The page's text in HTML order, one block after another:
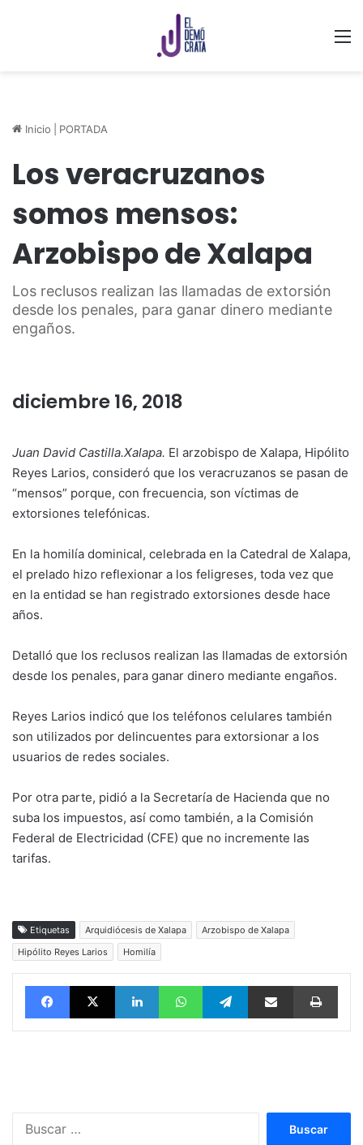
Inicio PORTADA
Los veracruzanos
somos mensos:
Arzobispo de Xalapa
Los reclusos realizan las llamadas de extorsión
desde los penales, para ganar dinero mediante
engaños.
diciembre 16, 2018
Juan David Castilla.Xalapa. El arzobispo de Xalapa, Hipólito
Reyes Larios, consideró que los veracruzanos se pasan de
“mensos” porque, con frecuencia, son víctimas de
extorsiones telefónicas.
En la homilía dominical, celebrada en la Catedral de Xalapa,
el prelado hizo reflexionar a los feligreses, toda vez que
en la entidad se han registrado extorsiones desde hace
años.
Detalló que los reclusos realizan las llamadas de extorsión
desde los penales, para ganar dinero mediante engaños.
Reyes Larios indicó que los teléfonos celulares también
son utilizados por delincuentes para extorsionar a los
usuarios de redes sociales.
Por otra parte, pidió a la Secretaría de Hacienda que no
suba los impuestos, así como también, a la Comisión
Federal de Electricidad (CFE) que no incremente las
tarifas.
Etiquetas Arquidiócesis de Xalapa
Arzobispo de Xalapa
Hipólito Reyes Larios
Homilía
FacebookX LinkedInWhatsAppTelegramvía email